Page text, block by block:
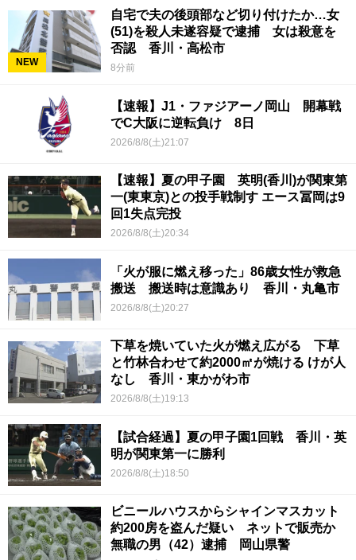
NEW
自宅で夫の後頭部など切り付けたか…女
(51)を殺人未遂容疑で逮捕 女は殺意を
否認 香川・高松市
8分前
【速報】J1・ファジアーノ岡山 開幕戦
でC大阪に逆転負け 8日
2026/8/8(土)21:07
【速報】夏の甲子園 英明(香川)が関東第
一(東東京)との投手戦制す エース冨岡は9
回1失点完投
2026/8/8(土)20:34
「火が服に燃え移った」86歳女性が救急
搬送 搬送時は意識あり 香川・丸亀市
2026/8/8(土)20:27
下草を焼いていた火が燃え広がる 下草
と竹林合わせて約2000㎡が焼ける けが人
なし 香川・東かがわ市
2026/8/8(土)19:13
【試合経過】夏の甲子園1回戦 香川・英
明が関東第一に勝利
2026/8/8(土)18:50
ビニールハウスからシャインマスカット
約200房を盗んだ疑い ネットで販売か
無職の男（42）逮捕 岡山県警